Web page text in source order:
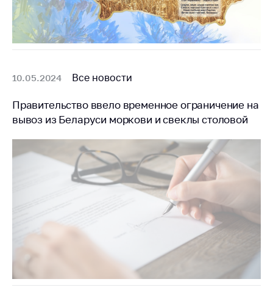
10.05.2024 Все новости
Правительство ввело временное ограничение на
вывоз из Беларуси моркови и свеклы столовой